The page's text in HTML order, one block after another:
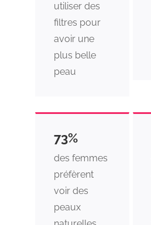
utiliser des
filtres pour
avoir une
plus belle
peau
73%
des femmes
préfèrent
voir des
peaux